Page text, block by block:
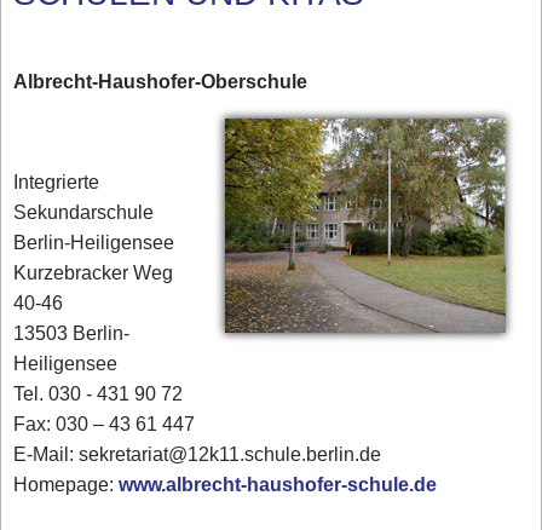
Albrecht-Haushofer-Oberschule
Integrierte
Sekundarschule
Berlin-Heiligensee
Kurzebracker Weg
40-46
13503 Berlin-
Heiligensee
Tel. 030 - 431 90 72‎
Fax: 030 – 43 61 447
E-Mail: sekretariat@12k11.schule.berlin.de
Homepage:www.albrecht-haushofer-schule.de